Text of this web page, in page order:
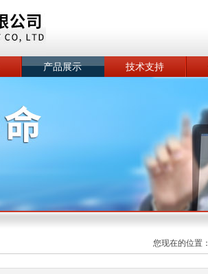
产品展示 技术支持
您现在的位置：